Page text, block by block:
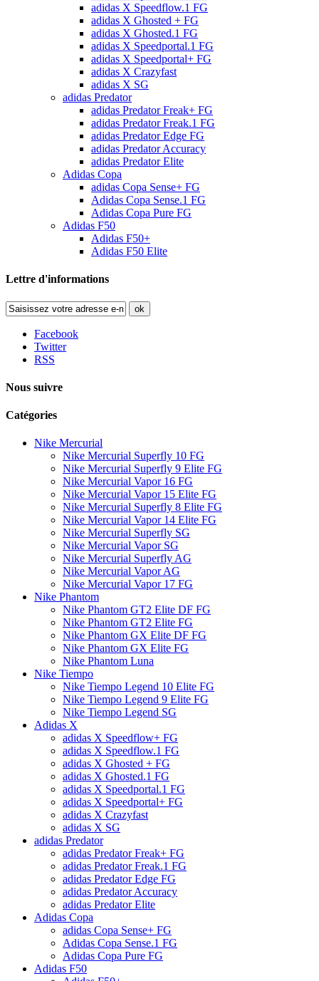
adidas X Speedflow.1 FG
adidas X Ghosted + FG
adidas X Ghosted.1 FG
adidas X Speedportal.1 FG
adidas X Speedportal+ FG
adidas X Crazyfast
adidas X SG
adidas Predator
adidas Predator Freak+ FG
adidas Predator Freak.1 FG
adidas Predator Edge FG
adidas Predator Accuracy
adidas Predator Elite
Adidas Copa
adidas Copa Sense+ FG
Adidas Copa Sense.1 FG
Adidas Copa Pure FG
Adidas F50
Adidas F50+
Adidas F50 Elite
Lettre d'informations
ok
Facebook
Twitter
RSS
Nous suivre
Catégories
Nike Mercurial
Nike Mercurial Superfly 10 FG
Nike Mercurial Superfly 9 Elite FG
Nike Mercurial Vapor 16 FG
Nike Mercurial Vapor 15 Elite FG
Nike Mercurial Superfly 8 Elite FG
Nike Mercurial Vapor 14 Elite FG
Nike Mercurial Superfly SG
Nike Mercurial Vapor SG
Nike Mercurial Superfly AG
Nike Mercurial Vapor AG
Nike Mercurial Vapor 17 FG
Nike Phantom
Nike Phantom GT2 Elite DF FG
Nike Phantom GT2 Elite FG
Nike Phantom GX Elite DF FG
Nike Phantom GX Elite FG
Nike Phantom Luna
Nike Tiempo
Nike Tiempo Legend 10 Elite FG
Nike Tiempo Legend 9 Elite FG
Nike Tiempo Legend SG
Adidas X
adidas X Speedflow+ FG
adidas X Speedflow.1 FG
adidas X Ghosted + FG
adidas X Ghosted.1 FG
adidas X Speedportal.1 FG
adidas X Speedportal+ FG
adidas X Crazyfast
adidas X SG
adidas Predator
adidas Predator Freak+ FG
adidas Predator Freak.1 FG
adidas Predator Edge FG
adidas Predator Accuracy
adidas Predator Elite
Adidas Copa
adidas Copa Sense+ FG
Adidas Copa Sense.1 FG
Adidas Copa Pure FG
Adidas F50